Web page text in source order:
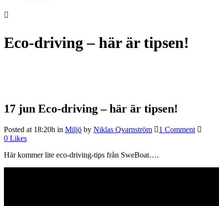
Eco-driving – här är tipsen!
17 jun Eco-driving – här är tipsen!
Posted at 18:20h in Miljö by Niklas Qvarnström
1 Comment
0 Likes
Här kommer lite eco-driving-tips från SweBoat….